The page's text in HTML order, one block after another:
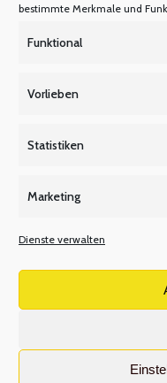
bestimmte Merkmale und
Funktional
Vorlieben
Statistiken
Marketing
Dienste verwalten
Mitglied werden
Tarifbeschäftigte
V W X